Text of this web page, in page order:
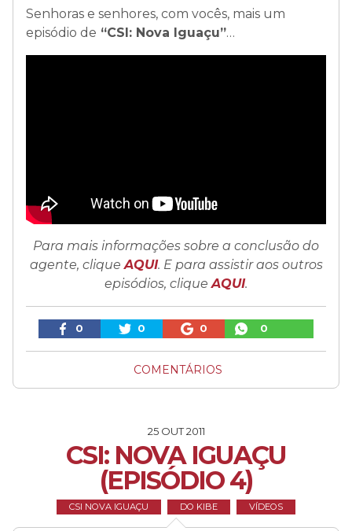
Senhoras e senhores, com vocês, mais um
episódio de “CSI: Nova Iguaçu”…
Para mais informações sobre a conclusão do
agente, cliqueAQUI. E para assistir aos outros
episódios, cliqueAQUI.
0 0 0 0
COMENTÁRIOS
25 OUT 2011
CSI: NOVA IGUAÇU
(EPISÓDIO 4)
CSI NOVA IGUAÇU DO KIBE VÍDEOS